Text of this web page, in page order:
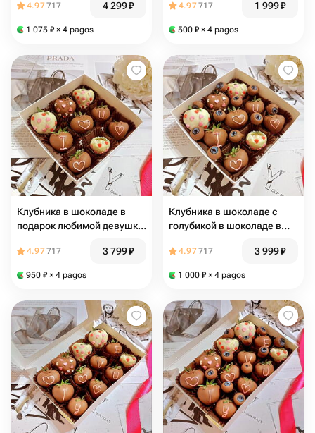
4.97717 4 299₽
1 075 ₽ × 4 pagos
4.97717 1 999₽
500 ₽ × 4 pagos
Клубника в шоколаде в
подарок любимой девушке,
4.97717 3 799₽
950 ₽ × 4 pagos
Клубника в шоколаде с
голубикой в шоколаде в
жене, I ♥️ U
4.97717 3 999₽
1 000 ₽ × 4 pagos